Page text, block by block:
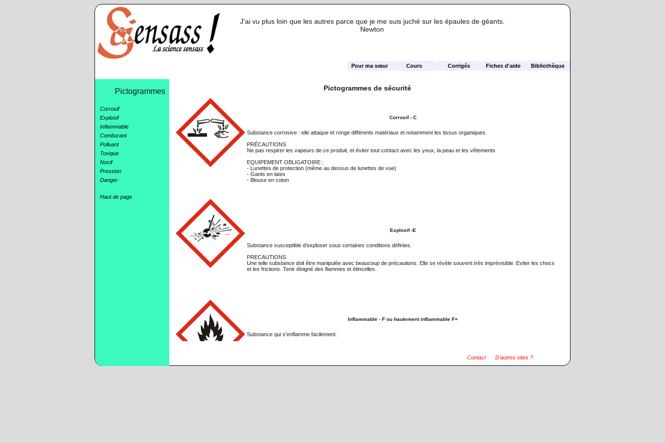
J'ai vu plus loin que les autres parce que je me suis juché sur les épaules de géants.
Newton
Pour ma sœur Cours Corrigés Fiches d'aide Bibliothèque
Pictogrammes
Corrosif
Explosif
Inflammable
Comburant
Polluant
Toxique
Nocif
Pression
Danger
Haut de page
Pictogrammes de sécurité
Corrosif - C
Substance corrosive : elle attaque et ronge différents matériaux et notamment les tissus organiques.
PRÉCAUTIONS
Ne pas respirer les vapeurs de ce produit, et éviter tout contact avec les yeux, la peau et les vêtements
EQUIPEMENT OBLIGATOIRE :
- Lunettes de protection (même au dessus de lunettes de vue)
- Gants en latex
- Blouse en coton
Explosif -E
Substance susceptible d'exploser sous certaines conditions définies.
PRECAUTIONS
Une telle substance doit être manipulée avec beaucoup de précautions. Elle se révèle souvent très imprévisible. Eviter les chocs
et les frictions. Tenir éloigné des flammes et étincelles.
Inflammable - F ou hautement inflammable F+
Substance qui s'enflamme facilement.
éloignée de tout comburant. Bien se renseigner sur ce type de produits avant leur utilisation : certains peuvent s'enflammer au
Contact D'autres sites ?